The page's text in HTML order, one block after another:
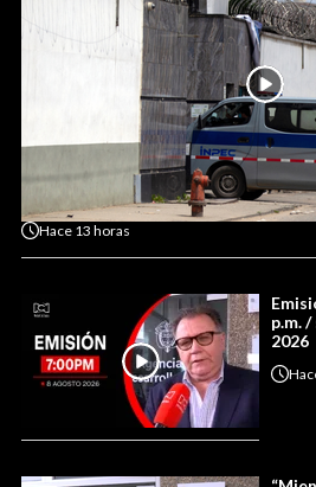
Hace 13 horas
p.m.
2026